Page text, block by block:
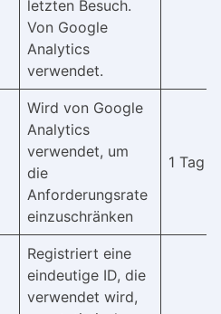
letzten Besuch.
Von Google
Analytics
verwendet.
Wird von Google
Analytics
verwendet, um
die
Anforderungsrate
einzuschränken
1 Tag
Registriert eine
eindeutige ID, die
verwendet wird,